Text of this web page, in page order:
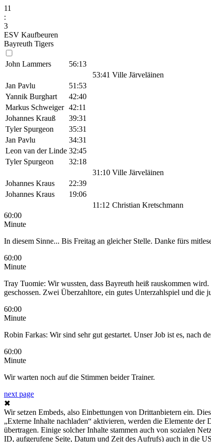
11
:
3
ESV Kaufbeuren
Bayreuth Tigers
John Lammers
56:13
53:41 Ville Järveläinen
Jan Pavlu
51:53
Yannik Burghart
42:40
Markus Schweiger 42:11
Johannes Krauß
39:31
Tyler Spurgeon
35:31
Jan Pavlu
34:31
Leon van der Linde 32:45
Tyler Spurgeon
32:18
31:10 Ville Järveläinen
Johannes Kraus
22:39
Johannes Kraus
19:06
11:12 Christian Kretschmann
60:00
Minute
In diesem Sinne... Bis Freitag an gleicher Stelle. Danke fürs
60:00
Minute
Tray Tuomie: Wir wussten, dass Bayreuth heiß rauskommen
geschossen. Zwei Überzahltore, ein gutes Unterzahlspiel und die
60:00
Minute
Robin Farkas: Wir sind sehr gut gestartet. Unser Job ist es, nach
60:00
Minute
Wir warten noch auf die Stimmen beider Trainer.
next page
✖
Wir setzen Embeds, also Einbettungen von Drittanbietern ein.
„Externe Inhalte nachladen“ aktivieren, werden die Elemente
übertragen. Einige solcher Inhalte stammen auch von sozialen
ID, aufgerufene Seite, Datum und Zeit des Aufrufs) auch in die